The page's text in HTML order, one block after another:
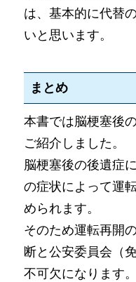
は、基本的に代替
いと思います。
まとめ
本書では脳梗塞後
ご紹介しました。
脳梗塞後の後遺症
の症状によって運
められます。
そのため運転再開
断と公安委員会（
不可欠になります。